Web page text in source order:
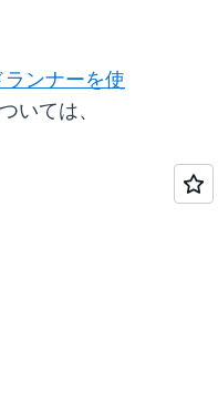
ンナーを使
いては、